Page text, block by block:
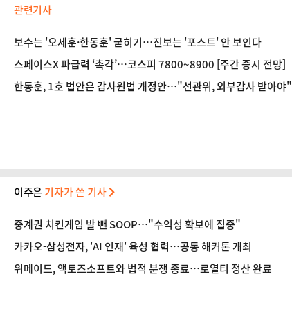
관련기사
보수는 '오세훈·한동훈' 굳히기…진보는 '포스트' 안 보인다
스페이스X 파급력 ‘촉각’…코스피 7800~8900 [주간 증시 전망]
한동훈, 1호 법안은 감사원법 개정안…"선관위, 외부감사 받아야"
이주은 기자가 쓴 기사
중계권 치킨게임 발 뺀 SOOP…"수익성 확보에 집중"
카카오-삼성전자, 'AI 인재' 육성 협력…공동 해커톤 개최
위메이드, 액토즈소프트와 법적 분쟁 종료…로열티 정산 완료